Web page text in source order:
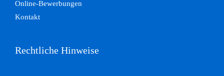
Online-Bewerbungen
Kontakt
Rechtliche Hinweise